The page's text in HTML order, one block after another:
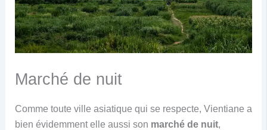
Marché de nuit
Comme toute ville asiatique qui se respecte, Vientiane a
bien évidemment elle aussi son marché de nuit,